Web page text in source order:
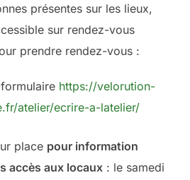
présentes sur les lieux,
sur rendez-vous
prendre rendez-vous :
https://velorution-
atelier/ecrire-a-latelier/
place pour information
accès aux locaux: le samedi